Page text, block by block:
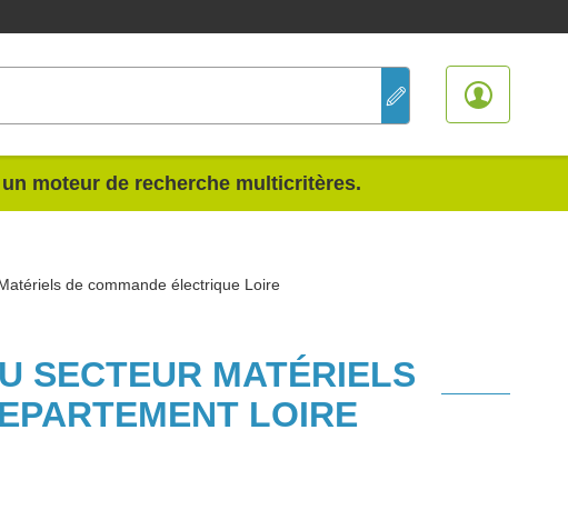
moteur de recherche multicritères.
de commande électrique Loire
SECTEUR MATÉRIELS
LOIRE